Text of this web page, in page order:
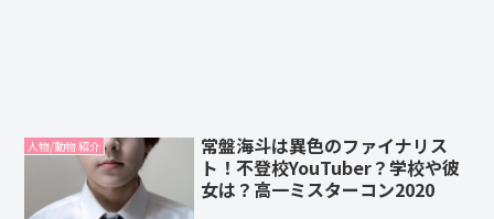
人物/動物 紹介
常盤海斗は異色のファイナリス
ト！不登校YouTuber？学校や彼
女は？高一ミスターコン2020